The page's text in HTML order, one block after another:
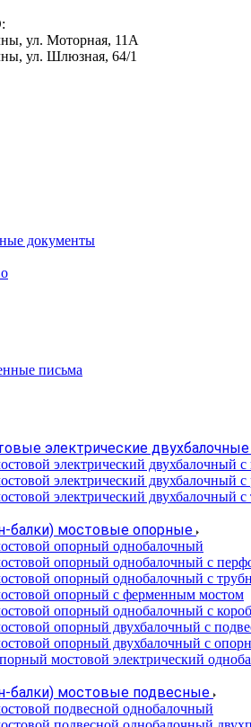
ул. Моторная, 11А
ул. Шлюзная, 64/1
документы
письма
электрические двухбалочные
электрический двухбалочный
электрический двухбалочный
электрический двухбалочный с
балки) мостовые опорные
опорный однобалочный
опорный однобалочный с
опорный однобалочный с
опорный с ферменным мостом
опорный однобалочный с
опорный двухбалочный с
опорный двухбалочный с
мостовой электрический
балки) мостовые подвесные
подвесной однобалочный